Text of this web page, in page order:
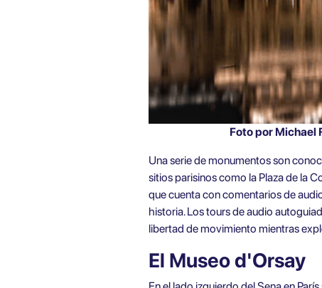
Foto por Michael
Una serie de monumentos son
sitios parisinos como la Plaza de la
que cuenta con comentarios de
historia. Los tours de audio
libertad de movimiento mientras
El Museo d'Orsay